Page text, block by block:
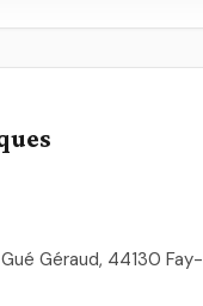
Géraud, 44130 Fay-